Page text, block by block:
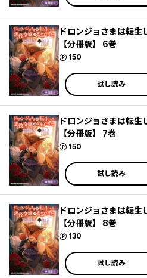
ドロンジョさまは転生
【分冊版】 6巻
150
ポイント
試し読み
ドロンジョさまは転生
【分冊版】 7巻
150
ポイント
試し読み
ドロンジョさまは転生
【分冊版】 8巻
130
ポイント
試し読み